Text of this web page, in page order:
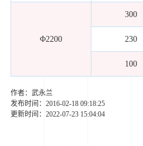
Φ2200
300
230
100
作者：武永兰
发布时间：2016-02-18 09:18:25
更新时间：2022-07-23 15:04:04